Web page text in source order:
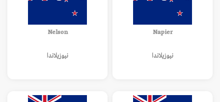
Napier
نيوزيلاندا
Nelson
نيوزيلاندا